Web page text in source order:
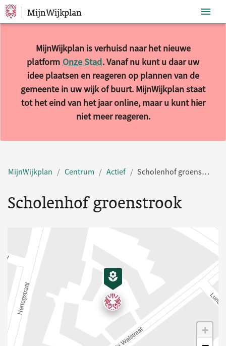
Sla navigatie over
MijnWijkplan
MijnWijkplan is verhuisd naar het nieuwe
platform Onze Stad. Vanaf nu kunt u daar uw
idee plaatsen en reageren op plannen van de
gemeente in uw wijk of buurt. MijnWijkplan staat
tot het eind van het jaar online, maar u kunt hier
niet meer reageren.
MijnWijkplan Centrum Actief Scholenhof groenstrook
Scholenhof groenstrook
+